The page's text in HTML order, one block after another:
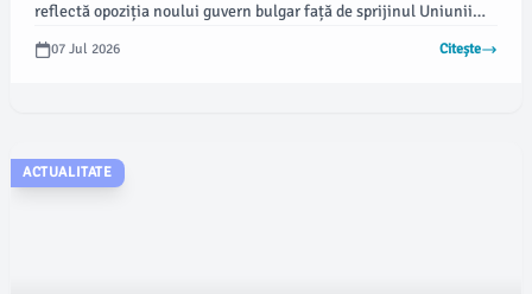
reflectă opoziția noului guvern bulgar față de sprijinul Uniunii
Europene pentru Ucraina. Această schimbare vine după ce
premierul Rumen Radev, apropiat de Rusia, a câștigat alegerile
07 Jul 2026 Citește
ACTUALITATE